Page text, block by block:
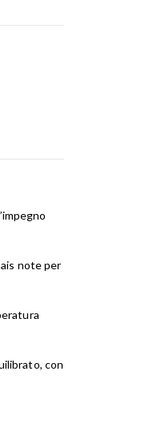
note per
con